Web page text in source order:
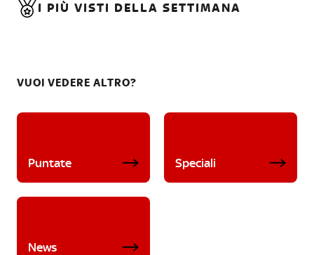
I PIÙ VISTI DELLA SETTIMANA
VUOI VEDERE ALTRO?
Puntate Speciali
News